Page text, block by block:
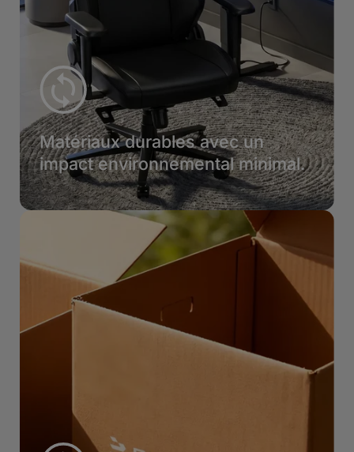
Matériaux durables avec un
impact environnemental minimal.